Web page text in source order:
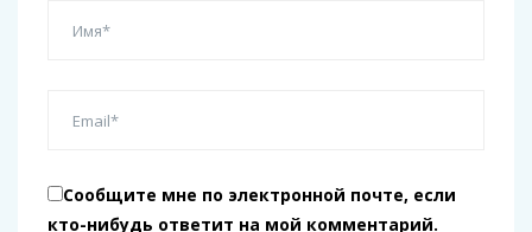
Сообщите мне по электронной почте, если
кто-нибудь ответит на мой комментарий.